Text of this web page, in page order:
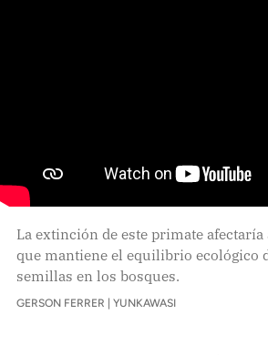
La extinción de este primate afectaría
que mantiene el equilibrio ecológico
semillas en los bosques.
GERSON FERRER | YUNKAWASI